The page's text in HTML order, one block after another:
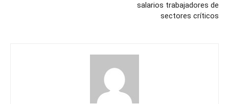
salarios trabajadores de
sectores críticos